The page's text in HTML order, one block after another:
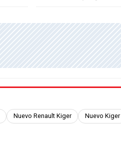
Nuevo Renault Kiger Nuevo Kiger